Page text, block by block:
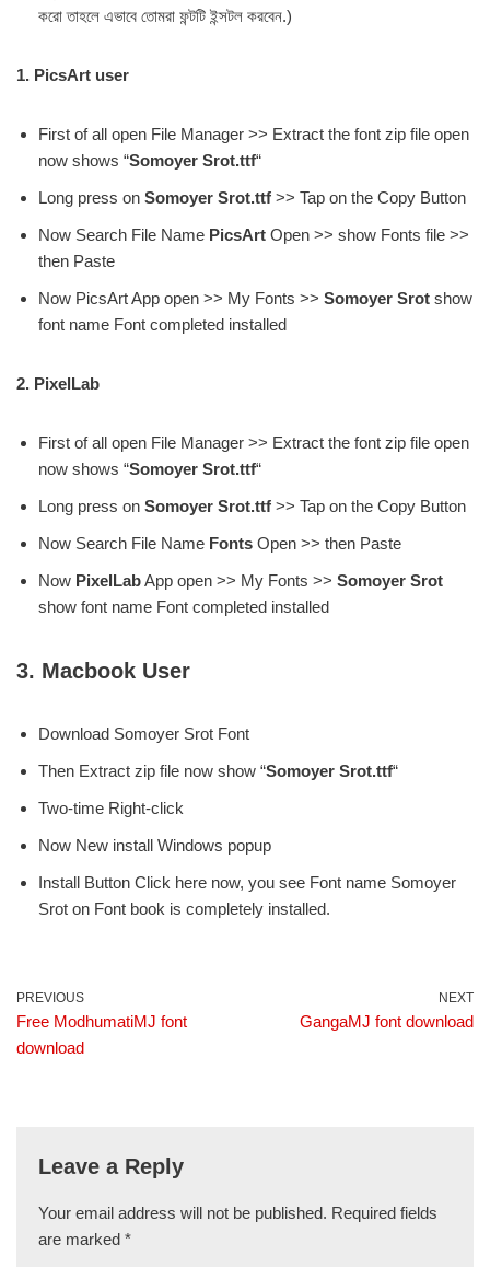
করো তাহলে এভাবে তোমরা ফন্টটি ইন্সটল করবেন.)
1. PicsArt user
First of all open File Manager >> Extract the font zip file open
now shows “Somoyer Srot.ttf“
Long press on Somoyer Srot.ttf >> Tap on the Copy Button
Now Search File Name PicsArt Open >> show Fonts file >>
then Paste
Now PicsArt App open >> My Fonts >> Somoyer Srot show
font name Font completed installed
2. PixelLab
First of all open File Manager >> Extract the font zip file open
now shows “Somoyer Srot.ttf“
Long press on Somoyer Srot.ttf >> Tap on the Copy Button
Now Search File Name Fonts Open >> then Paste
Now PixelLabApp open >> My Fonts >> Somoyer Srot
show font name Font completed installed
3. Macbook User
Download Somoyer Srot Font
Then Extract zip file now show “Somoyer Srot.ttf“
Two-time Right-click
Now New install Windows popup
Install Button Click here now, you see Font name Somoyer
Srot on Font book is completely installed.
PREVIOUS
Free ModhumatiMJ font
download
NEXT
GangaMJ font download
Leave a Reply
Your email address will not be published. Required fields
are marked *